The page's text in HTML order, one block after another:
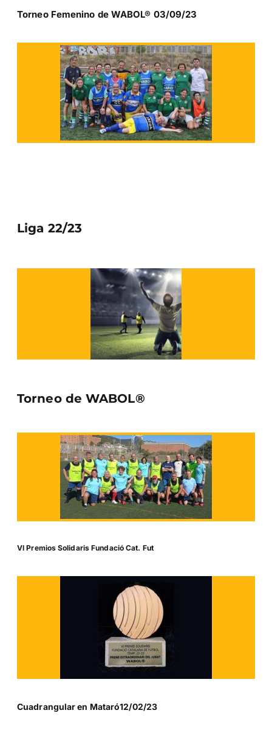
Torneo Femenino de WABOL® 03/09/23
Liga 22/23
Torneo de WABOL®
Vl Premios Solidaris Fundació Cat. Fut
Cuadrangular en Mataró12/02/23